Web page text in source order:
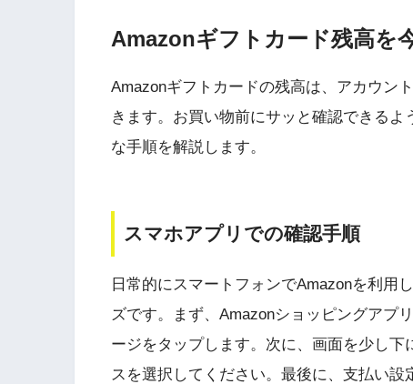
Amazonギフトカード残高を
Amazonギフトカードの残高は、アカウン
きます。お買い物前にサッと確認できる
な手順を解説します。
スマホアプリでの確認手順
日常的にスマートフォンでAmazonを利用
ズです。まず、Amazonショッピングアプ
ージをタップします。次に、画面を少し
スを選択してください。最後に、支払い